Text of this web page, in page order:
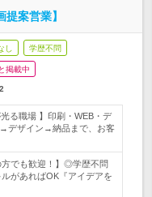
案営業】
し 学歴不問
掲載中
る職場 】印刷・WEB・デ
→デザイン→納品まで、お客
方でも歓迎！】◎学歴不問
があればOK『アイデアを